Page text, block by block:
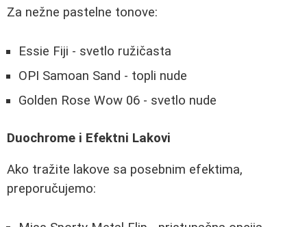
Za nežne pastelne tonove:
Essie Fiji - svetlo ružičasta
OPI Samoan Sand - topli nude
Golden Rose Wow 06 - svetlo nude
Duochrome i Efektni Lakovi
Ako tražite lakove sa posebnim efektima,
preporučujemo: